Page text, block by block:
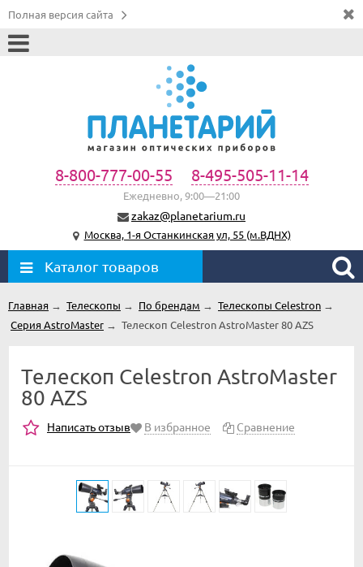
Полная версия сайта
8-800-777-00-55 8-495-505-11-14
Ежедневно, 9:00—21:00
zakaz@planetarium.ru
Москва, 1-я Останкинская ул, 55 (м.ВДНХ)
Каталог товаров
Главная → Телескопы → По брендам → Телескопы Celestron →
Серия AstroMaster → Телескоп Celestron AstroMaster 80 AZS
Телескоп Celestron AstroMaster
80 AZS
Написать отзыв В избранное Сравнение